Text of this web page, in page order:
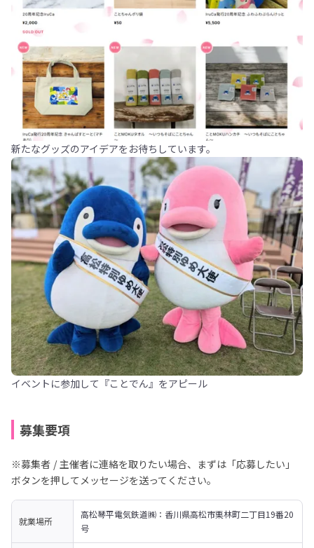
新たなグッズのアイデアをお待ちしています。
イベントに参加して『ことでん』をアピール
募集要項
※募集者 / 主催者に連絡を取りたい場合、まずは「応募したい」
ボタンを押してメッセージを送ってください。
就業場所
高松琴平電気鉄道㈱：香川県高松市栗林町二丁目19番20
号